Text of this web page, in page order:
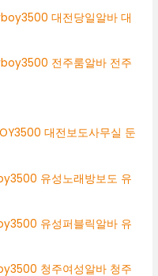
대전당일알바 대
전주룸알바 전주
대전보도사무실 둔
유성노래방보도 유
유성퍼블릭알바 유
청주여성알바 청주